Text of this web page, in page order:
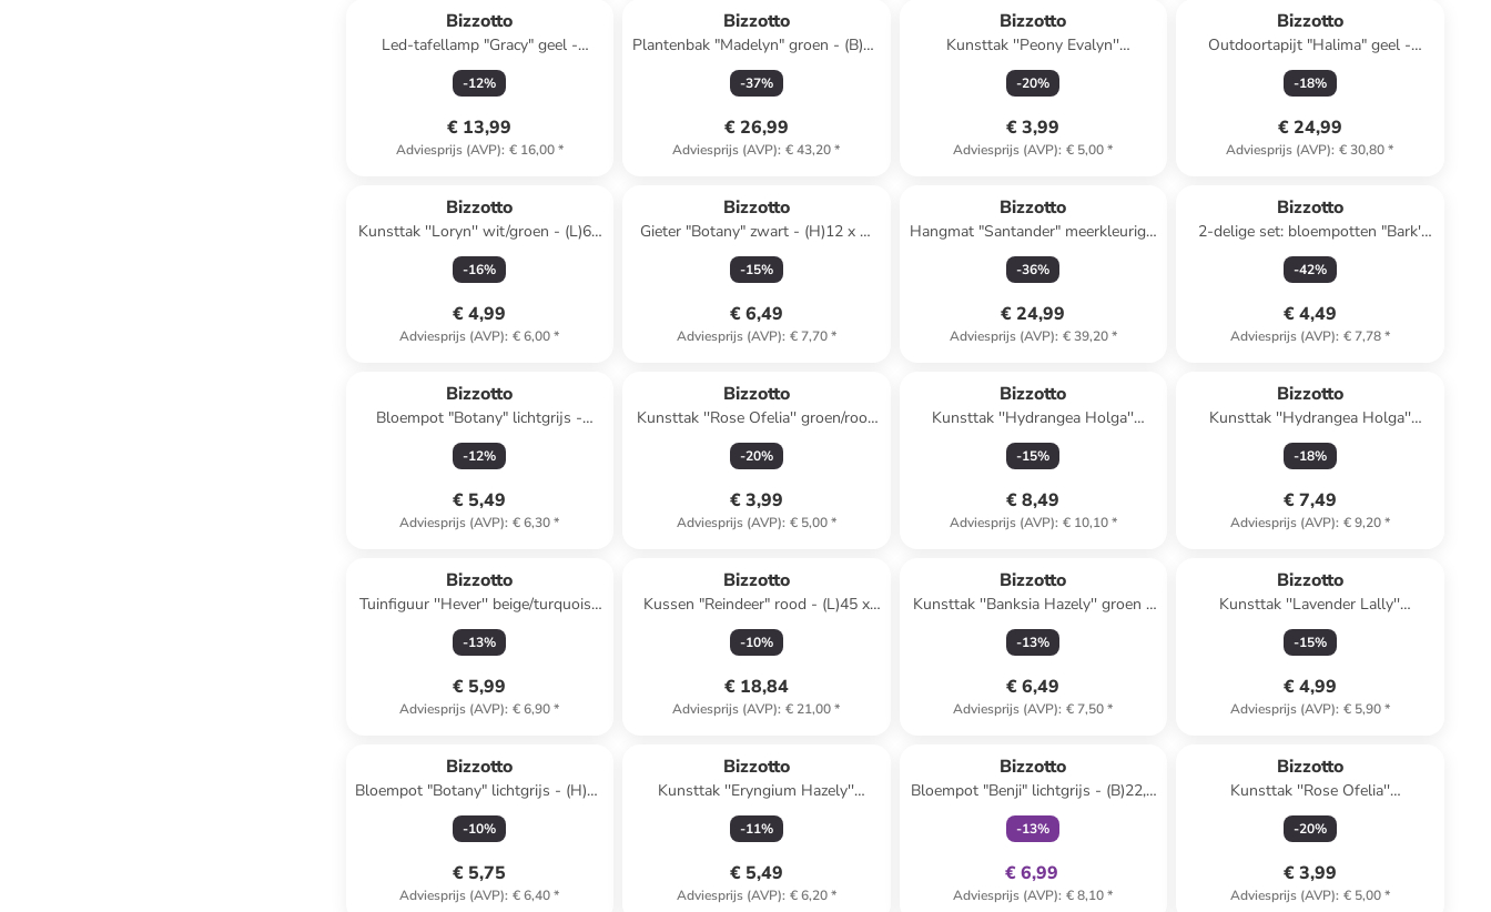
Bizzotto
Led-tafellamp "Gracy" geel -
(H)14,6 x Ø 10,7 cm
-12%
€ 13,99
Adviesprijs (AVP): € 16,00*
Bizzotto
Plantenbak "Madelyn" groen - (B)45
x (H)44 x (D)18 cm
-37%
€ 26,99
Adviesprijs (AVP): € 43,20*
Bizzotto
Kunsttak ''Peony Evalyn''
groen/lichtroze - (L)52 cm
-20%
€ 3,99
Adviesprijs (AVP): € 5,00*
Bizzotto
Outdoortapijt "Halima" geel -
(L)230 x (B)160 cm
-18%
€ 24,99
Adviesprijs (AVP): € 30,80*
Bizzotto
Kunsttak ''Loryn'' wit/groen - (L)61
cm
-16%
€ 4,99
Adviesprijs (AVP): € 6,00*
Bizzotto
Gieter "Botany" zwart - (H)12 x Ø
12 cm
-15%
€ 6,49
Adviesprijs (AVP): € 7,70*
Bizzotto
Hangmat "Santander" meerkleurig -
(L)200 x (B)96 cm
-36%
€ 24,99
Adviesprijs (AVP): € 39,20*
Bizzotto
2-delige set: bloempotten "Bark'
geel - (B)26 x (H)19,5 cm
-42%
€ 4,49
Adviesprijs (AVP): € 7,78*
Bizzotto
Bloempot "Botany" lichtgrijs -
(H)14,5 x Ø 16 cm
-12%
€ 5,49
Adviesprijs (AVP): € 6,30*
Bizzotto
Kunsttak ''Rose Ofelia'' groen/rood
- (L)43 cm
-20%
€ 3,99
Adviesprijs (AVP): € 5,00*
Bizzotto
Kunsttak ''Hydrangea Holga''
groen/lichtroze - (L)82 cm
-15%
€ 8,49
Adviesprijs (AVP): € 10,10*
Bizzotto
Kunsttak ''Hydrangea Holga''
groen/wit - (L)64 cm
-18%
€ 7,49
Adviesprijs (AVP): € 9,20*
Bizzotto
Tuinfiguur ''Hever'' beige/turquoise
- (H)18 x Ø 8 cm
-13%
€ 5,99
Adviesprijs (AVP): € 6,90*
Bizzotto
Kussen "Reindeer" rood - (L)45 x
(B)45 cm
-10%
€ 18,84
Adviesprijs (AVP): € 21,00*
Bizzotto
Kunsttak ''Banksia Hazely'' groen -
(L)65 cm
-13%
€ 6,49
Adviesprijs (AVP): € 7,50*
Bizzotto
Kunsttak ''Lavender Lally''
groen/paars - (L)78 cm
-15%
€ 4,99
Adviesprijs (AVP): € 5,90*
Bizzotto
Bloempot "Botany" lichtgrijs - (H)24
x Ø 14 cm
-10%
€ 5,75
Adviesprijs (AVP): € 6,40*
Bizzotto
Kunsttak ''Eryngium Hazely''
groen/wit - (L)68 cm
-11%
€ 5,49
Adviesprijs (AVP): € 6,20*
Bizzotto
Bloempot "Benji" lichtgrijs - (B)22,7
x (H)10,7 x (D)12,9 cm
-13%
€ 6,99
Adviesprijs (AVP): € 8,10*
Bizzotto
Kunsttak ''Rose Ofelia''
groen/lichtroze - (L)43 cm
-20%
€ 3,99
Adviesprijs (AVP): € 5,00*